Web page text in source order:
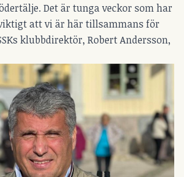
Det är tunga veckor som har
att vi är här tillsammans för
klubbdirektör, Robert Andersson,